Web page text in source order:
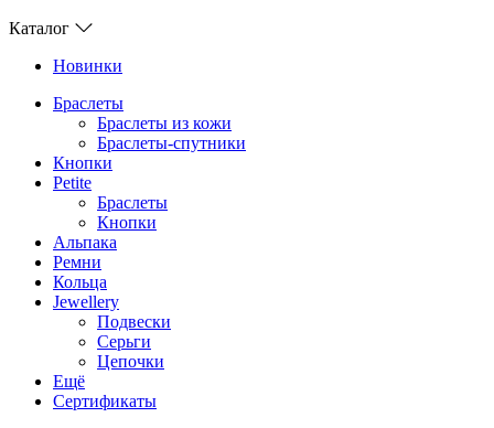
Каталог
Новинки
Браслеты
Браслеты из кожи
Браслеты-спутники
Кнопки
Petite
Браслеты
Кнопки
Альпака
Ремни
Кольца
Jewellery
Подвески
Серьги
Цепочки
Ещё
Сертификаты